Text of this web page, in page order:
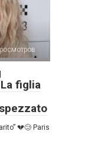
figlia
💔😢 Paris